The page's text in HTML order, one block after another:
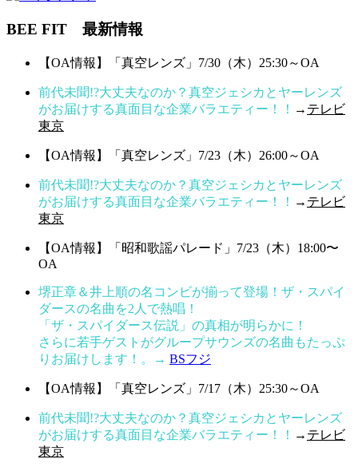
BEE FIT 最新情報
【OA情報】「真空レンズ」7/30（木）25:30～OA
前代未聞!?大丈夫なのか？真空ジェシカとヤーレンズ
がお届けする真面目な企業バラエティー！！ → テレビ
東京
【OA情報】「真空レンズ」7/23（木）26:00～OA
前代未聞!?大丈夫なのか？真空ジェシカとヤーレンズ
がお届けする真面目な企業バラエティー！！ → テレビ
東京
【OA情報】「昭和歌謡パレード」7/23（木）18:00〜
OA
堺正章＆井上順の名コンビが揃って登場！ザ・スパイ
ダースの名曲を2人で熱唱！
「ザ・スパイダース伝説」の真相が明らかに！
さらに若手ゲストがグループサウンズの名曲もたっぷ
りお届けします！。→ BSフジ
【OA情報】「真空レンズ」7/17（木）25:30～OA
前代未聞!?大丈夫なのか？真空ジェシカとヤーレンズ
がお届けする真面目な企業バラエティー！！ → テレビ
東京